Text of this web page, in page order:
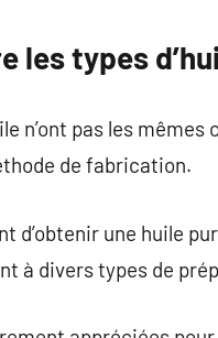
les types
n’ont pas les
de fabrication.
d’obtenir une huile
à divers types de